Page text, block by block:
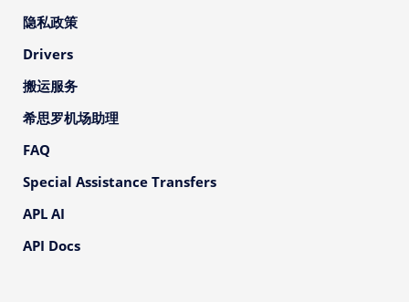
隐私政策
Drivers
搬运服务
希思罗机场助理
FAQ
Special Assistance Transfers
APL AI
API Docs